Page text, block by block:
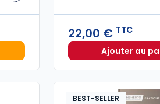
2027 à 199,00 € TTC
22,00 € TTC
Ajouter au
BEST-SELLER